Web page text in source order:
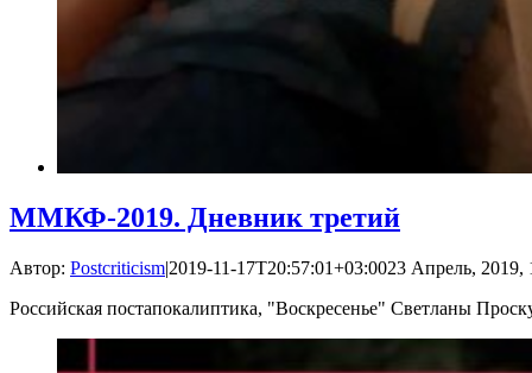
ММКФ-2019. Дневник третий
Автор: Postcriticism|2019-11-17T20:57:01+03:0023 Апрель, 2019,
Российская постапокалиптика, "Воскресенье" Светланы